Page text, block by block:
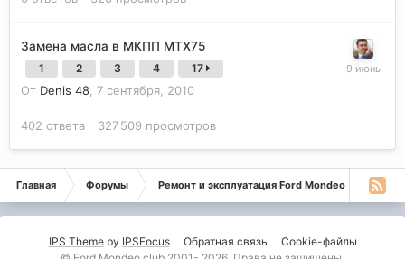
Замена масла в МКПП МТХ75
1 2 3 4 17
От Denis 48, 7 сентября, 2010
402 ответа 327 509 просмотров
Главная Форумы Ремонт и эксплуатация Ford Mondeo
IPS Themeby IPSFocus Обратная связь
Cookie-файлы